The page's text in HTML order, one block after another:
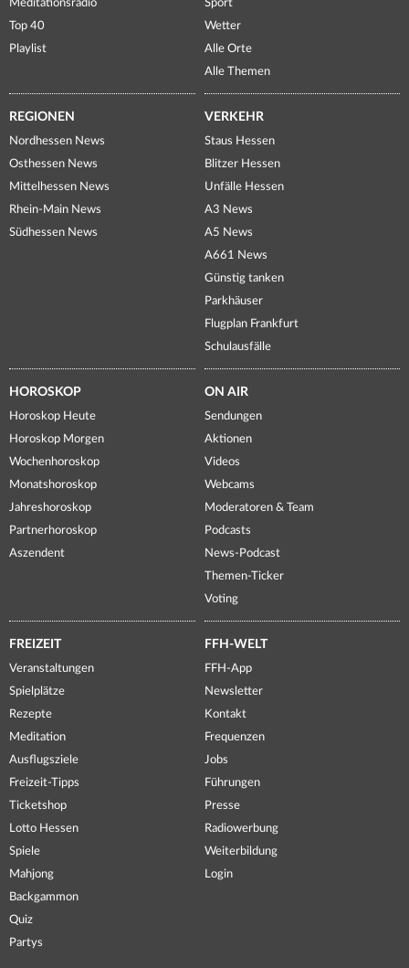
Meditationsradio
Top 40
Playlist
Sport
Wetter
Alle Orte
Alle Themen
REGIONEN
Nordhessen News
Osthessen News
Mittelhessen News
Rhein-Main News
Südhessen News
VERKEHR
Staus Hessen
Blitzer Hessen
Unfälle Hessen
A3 News
A5 News
A661 News
Günstig tanken
Parkhäuser
Flugplan Frankfurt
Schulausfälle
HOROSKOP
Horoskop Heute
Horoskop Morgen
Wochenhoroskop
Monatshoroskop
Jahreshoroskop
Partnerhoroskop
Aszendent
ON AIR
Sendungen
Aktionen
Videos
Webcams
Moderatoren & Team
Podcasts
News-Podcast
Themen-Ticker
Voting
FREIZEIT
Veranstaltungen
Spielplätze
Rezepte
Meditation
Ausflugsziele
Freizeit-Tipps
Ticketshop
Lotto Hessen
Spiele
Mahjong
Backgammon
Quiz
Partys
FFH-WELT
FFH-App
Newsletter
Kontakt
Frequenzen
Jobs
Führungen
Presse
Radiowerbung
Weiterbildung
Login